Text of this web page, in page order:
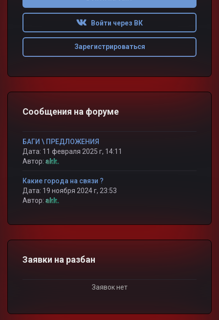
Войти через ВК
Зарегистрироваться
Сообщения на форуме
БАГИ \ ПРЕДЛОЖЕНИЯ
Дата: 11 февраля 2025 г, 14:11
Автор: akk.
Какие города на связи ?
Дата: 19 ноября 2024 г, 23:53
Автор: akk.
Заявки на разбан
Заявок нет